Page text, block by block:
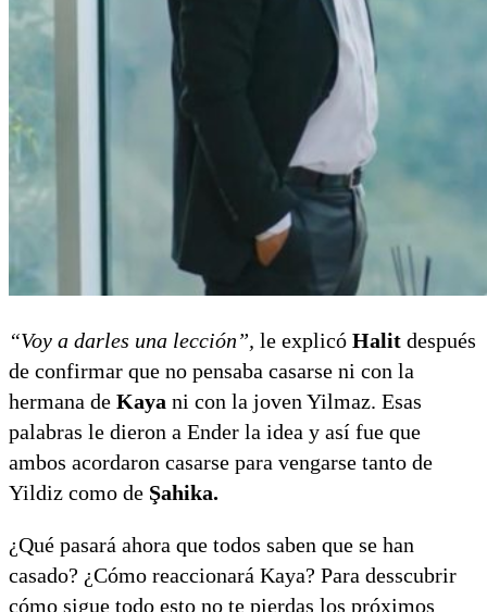
“Voy a darles una lección”, le explicó Halit después
de confirmar que no pensaba casarse ni con la
hermana de Kaya ni con la joven Yilmaz. Esas
palabras le dieron a Ender la idea y así fue que
ambos acordaron casarse para vengarse tanto de
Yildiz como de Şahika.
¿Qué pasará ahora que todos saben que se han
casado? ¿Cómo reaccionará Kaya? Para desscubrir
cómo sigue todo esto no te pierdas los próximos